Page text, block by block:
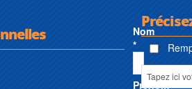
Nom
*
Prénom